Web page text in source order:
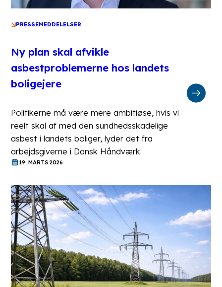
PRESSEMEDDELELSER
Ny plan skal afvikle
asbestproblemerne hos landets
boligejere
Politikerne må være mere ambitiøse, hvis vi
reelt skal af med den sundhedsskadelige
asbest i landets boliger, lyder det fra
arbejdsgiverne i Dansk Håndværk.
19. MARTS 2026